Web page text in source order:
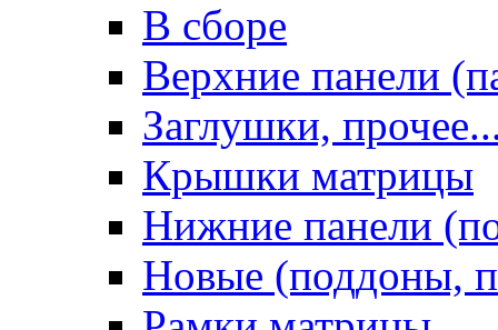
В сборе
Верхние панели
Заглушки,
Крышки матрицы
Нижние панели
Новые (поддоны,